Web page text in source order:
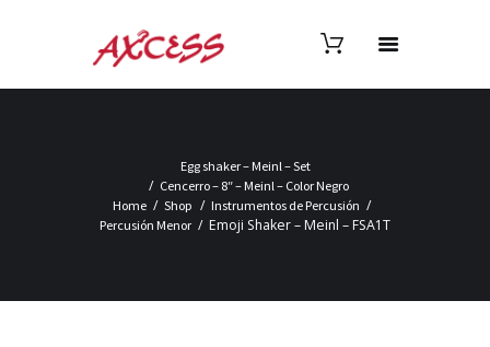
Egg shaker – Meinl – Set
Cencerro – 8″ – Meinl – Color Negro
Home
Shop
Instrumentos de Percusión
Percusión Menor
Emoji Shaker – Meinl – FSA1T